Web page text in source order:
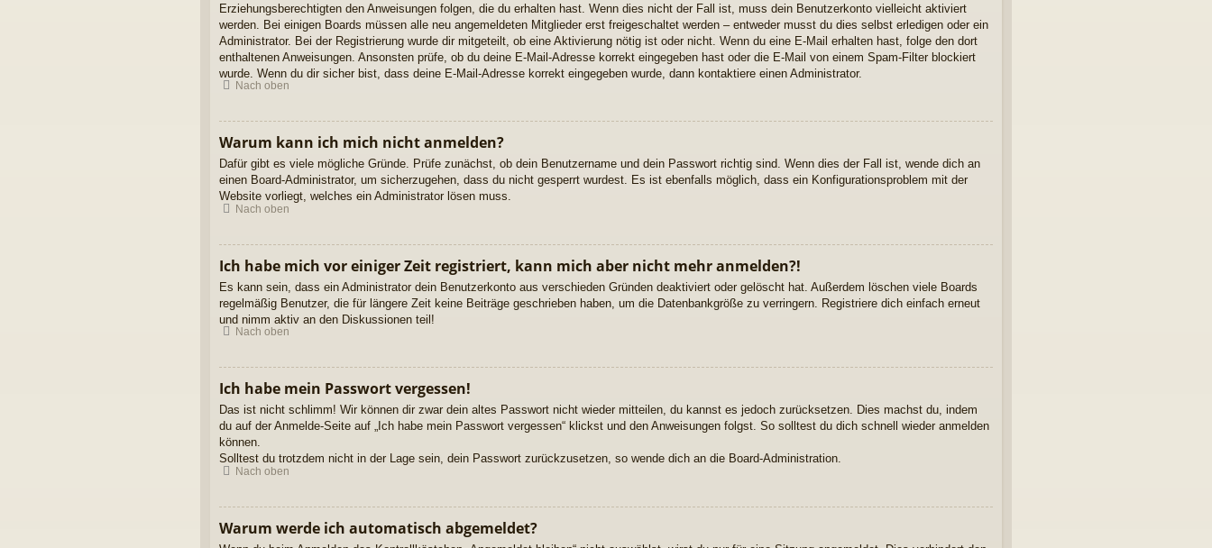
Erziehungsberechtigten den Anweisungen folgen, die du erhalten hast. Wenn dies nicht der Fall ist, muss dein Benutzerkonto vielleicht aktiviert
werden. Bei einigen Boards müssen alle neu angemeldeten Mitglieder erst freigeschaltet werden – entweder musst du dies selbst erledigen oder ein
Administrator. Bei der Registrierung wurde dir mitgeteilt, ob eine Aktivierung nötig ist oder nicht. Wenn du eine E-Mail erhalten hast, folge den dort
enthaltenen Anweisungen. Ansonsten prüfe, ob du deine E-Mail-Adresse korrekt eingegeben hast oder die E-Mail von einem Spam-Filter blockiert
wurde. Wenn du dir sicher bist, dass deine E-Mail-Adresse korrekt eingegeben wurde, dann kontaktiere einen Administrator.
Nach oben
Warum kann ich mich nicht anmelden?
Dafür gibt es viele mögliche Gründe. Prüfe zunächst, ob dein Benutzername und dein Passwort richtig sind. Wenn dies der Fall ist, wende dich an
einen Board-Administrator, um sicherzugehen, dass du nicht gesperrt wurdest. Es ist ebenfalls möglich, dass ein Konfigurationsproblem mit der
Website vorliegt, welches ein Administrator lösen muss.
Nach oben
Ich habe mich vor einiger Zeit registriert, kann mich aber nicht mehr anmelden?!
Es kann sein, dass ein Administrator dein Benutzerkonto aus verschieden Gründen deaktiviert oder gelöscht hat. Außerdem löschen viele Boards
regelmäßig Benutzer, die für längere Zeit keine Beiträge geschrieben haben, um die Datenbankgröße zu verringern. Registriere dich einfach erneut
und nimm aktiv an den Diskussionen teil!
Nach oben
Ich habe mein Passwort vergessen!
Das ist nicht schlimm! Wir können dir zwar dein altes Passwort nicht wieder mitteilen, du kannst es jedoch zurücksetzen. Dies machst du, indem
du auf der Anmelde-Seite auf „Ich habe mein Passwort vergessen“ klickst und den Anweisungen folgst. So solltest du dich schnell wieder anmelden
können.
Solltest du trotzdem nicht in der Lage sein, dein Passwort zurückzusetzen, so wende dich an die Board-Administration.
Nach oben
Warum werde ich automatisch abgemeldet?